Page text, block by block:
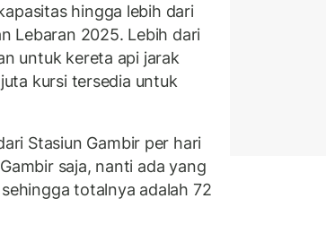
hingga lebih dari
Lebaran 2025. Lebih dari
untuk kereta api jarak
kursi tersedia untuk
Stasiun Gambir per hari
saja, nanti ada yang
totalnya adalah 72